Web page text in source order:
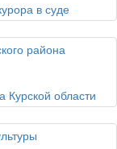
в суде
Курской области